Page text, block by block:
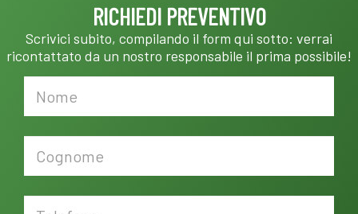
RICHIEDI PREVENTIVO
Scrivici subito, compilando il form qui sotto: verrai
ricontattato da un nostro responsabile il prima possibile!